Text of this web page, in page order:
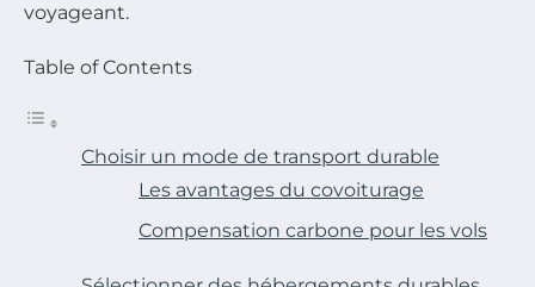
voyageant.
Table of Contents
Choisir un mode de transport durable
Les avantages du covoiturage
Compensation carbone pour les vols